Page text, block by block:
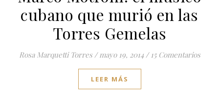
cubano que murió en las
Torres Gemelas
Rosa Marquetti Torres / mayo 19, 2014 / 15 Comentarios
LEER MÁS